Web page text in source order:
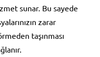
sunar. Bu sayede
zarar
taşınması